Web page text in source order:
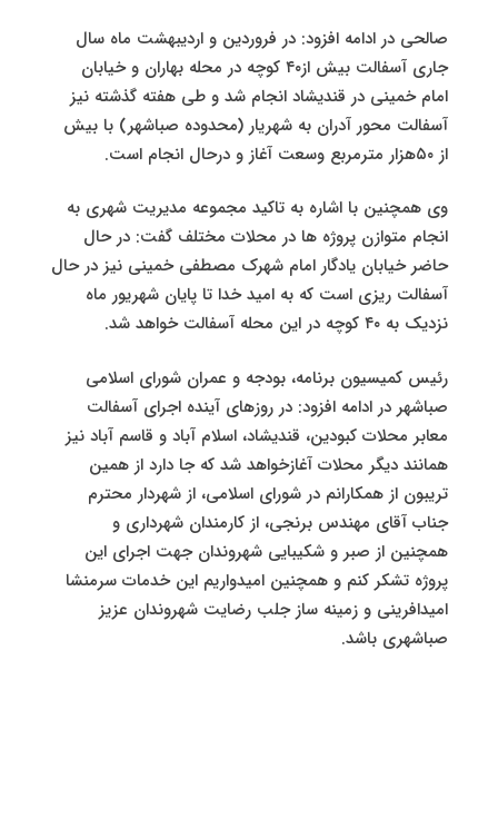
صالحی در ادامه افزود: در فروردین و اردیبهشت ماه سال
جاری آسفالت بیش از۴۰ کوچه در محله بهاران و خیابان
امام خمینی در قندیشاد انجام شد و طی هفته گذشته نیز
آسفالت محور آدران به شهریار (محدوده صباشهر) با بیش
از ۵۰هزار مترمربع وسعت آغاز و درحال انجام است.
وی همچنین با اشاره به تاکید مجموعه مدیریت شهری به
انجام متوازن پروژه ها در محلات مختلف گفت: در حال
حاضر خیابان یادگار امام شهرک مصطفی خمینی نیز در حال
آسفالت ریزی است که به امید خدا تا پایان شهریور ماه
نزدیک به ۴۰ کوچه در این محله آسفالت خواهد شد.
رئیس کمیسیون برنامه، بودجه و عمران شورای اسلامی
صباشهر در ادامه افزود: در روزهای آینده اجرای آسفالت
معابر محلات کبودین، قندیشاد، اسلام آباد و قاسم آباد نیز
همانند دیگر محلات آغازخواهد شد که جا دارد از همین
تریبون از همکارانم در شورای اسلامی، از شهردار محترم
جناب آقای مهندس برنجی، از کارمندان شهرداری و
همچنین از صبر و شکیبایی شهروندان جهت اجرای این
پروژه تشکر کنم و همچنین امیدواریم این خدمات سرمنشا
امیدافرینی و زمینه ساز جلب رضایت شهروندان عزیز
صباشهری باشد.